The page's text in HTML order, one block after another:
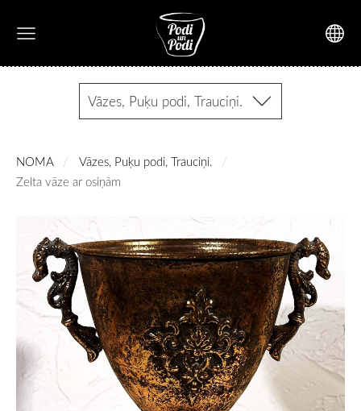
Vāzes, Puķu podi, Trauciņi.
NOMA
Vāzes, Puķu podi, Trauciņi.
Zelta vāze ar osiņām